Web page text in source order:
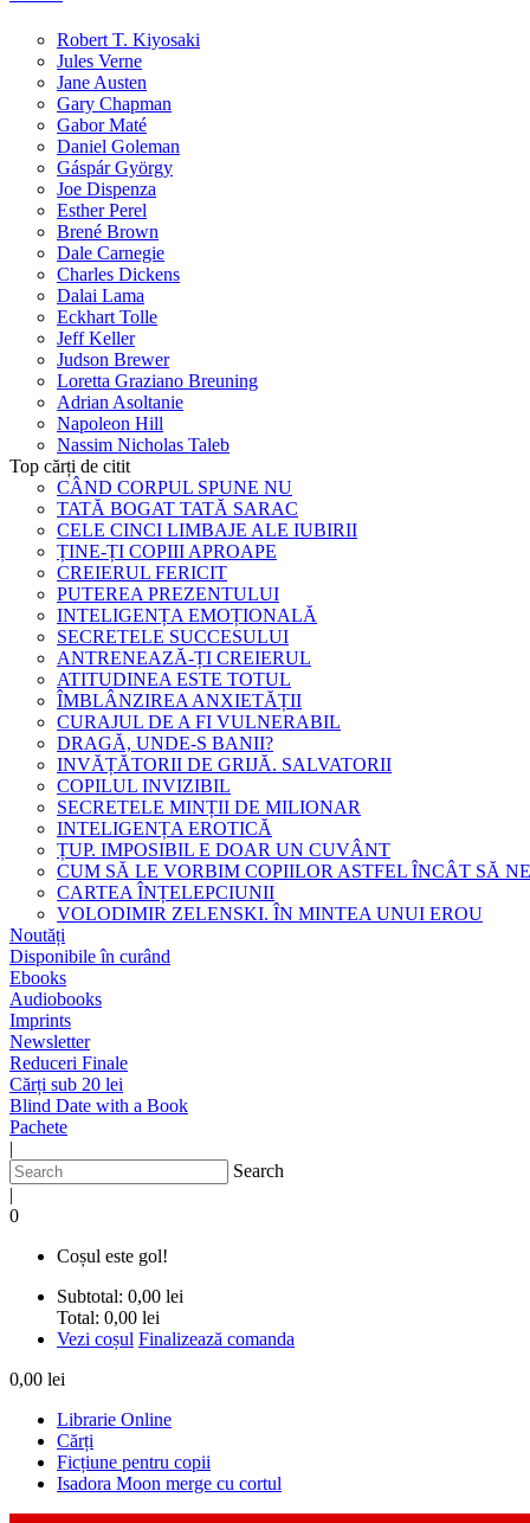
Robert T. Kiyosaki
Jules Verne
Jane Austen
Gary Chapman
Gabor Maté
Daniel Goleman
Gáspár György
Joe Dispenza
Esther Perel
Brené Brown
Dale Carnegie
Charles Dickens
Dalai Lama
Eckhart Tolle
Jeff Keller
Judson Brewer
Loretta Graziano Breuning
Adrian Asoltanie
Napoleon Hill
Nassim Nicholas Taleb
Top cărți de citit
CÂND CORPUL SPUNE NU
TATĂ BOGAT TATĂ SARAC
CELE CINCI LIMBAJE ALE IUBIRII
ȚINE-ȚI COPIII APROAPE
CREIERUL FERICIT
PUTEREA PREZENTULUI
INTELIGENȚA EMOȚIONALĂ
SECRETELE SUCCESULUI
ANTRENEAZĂ-ȚI CREIERUL
ATITUDINEA ESTE TOTUL
ÎMBLÂNZIREA ANXIETĂȚII
CURAJUL DE A FI VULNERABIL
DRAGĂ, UNDE-S BANII?
INVĂȚĂTORII DE GRIJĂ. SALVATORII
COPILUL INVIZIBIL
SECRETELE MINȚII DE MILIONAR
INTELIGENȚA EROTICĂ
ȚUP. IMPOSIBIL E DOAR UN CUVÂNT
CUM SĂ LE VORBIM COPIILOR ASTFEL ÎNCÂT SĂ
CARTEA ÎNȚELEPCIUNII
VOLODIMIR ZELENSKI. ÎN MINTEA UNUI EROU
Noutăți
Disponibile în curând
Ebooks
Audiobooks
Imprints
Newsletter
Reduceri Finale
Cărți sub 20 lei
Blind Date with a Book
Pachete
|
Search
|
0
Coșul este gol!
Subtotal: 0,00 lei
Total: 0,00 lei
Vezi coșul Finalizează comanda
0,00 lei
Librarie Online
Cărți
Ficțiune pentru copii
Isadora Moon merge cu cortul